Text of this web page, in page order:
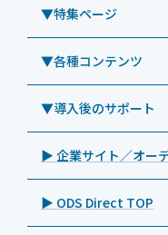
Androidタブレット
Androidタブレット
Androidタブレット
Androidタブレット
Androidタブレット
Androidタブレット
社内ヘルプデスク代行
教育機関向けiPad管
教育機関向けICT支援
教育機関向けネットワ
キッティング
自治体向けDXソリュ
法人向けiPad修理＆
PHILIPS（フィリップ
DynaScan（ダイナス
SAMSUNG（サムスン
Goodview（グッドビ
Cloudpoint（クラウ
BenQ（ベンキュー）
Magconn（マグコン）
事例：業務用タブレッ
事例：業務用サイネ
事例：業務用オーディ
事例：サービス
業務効率化アプリ「
サポート支援アプリ「
MDMアプリ「Tablet
▼特集ページ
業務用タブレット
>特長1：USB Type-
>特長2：
>特長3：AC常時給
>飲食向けタブレッ
>ホテル向けタブ
▼各種コンテンツ
特集記事
製品カタログ
プレスリリース
製品写真
▼導入後のサポート
オーディーエスPCカ
▶ 企業サイト／オー
▶ ODS Direct TOP